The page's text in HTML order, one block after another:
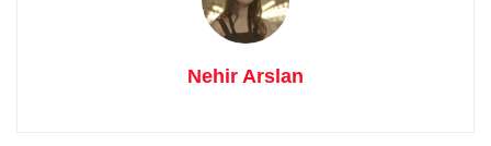
Nehir Arslan